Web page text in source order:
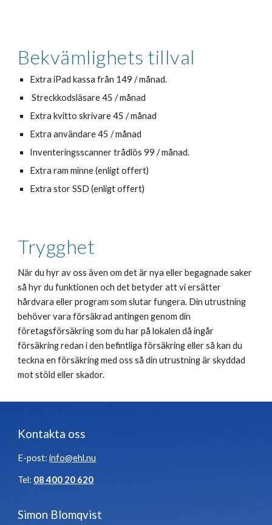
Bekvämlighets tillval
Extra iPad kassa från 149 / månad.
Streckkodsläsare 45 / månad
Extra kvitto skrivare 45 / månad
Extra användare 45 / månad
Inventeringsscanner trådlös 99 / månad.
Extra ram minne (enligt offert)
Extra stor SSD (enligt offert)
Trygghet
När du hyr av oss även om det är nya eller begagnade saker
så hyr du funktionen och det betyder att vi ersätter
hårdvara eller program som slutar fungera. Din utrustning
behöver vara försäkrad antingen genom din
företagsförsäkring som du har på lokalen då ingår
försäkring redan i den befintliga försäkring eller så kan du
teckna en försäkring med oss så din utrustning är skyddad
mot stöld eller skador.
Kontakta oss
E-post:info@ehl.nu
Tel: 08 400 20 620
Simon Blomqvist